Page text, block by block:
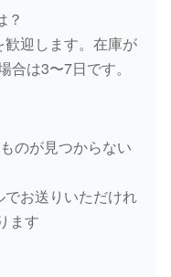
？
迎します。在庫が
は3〜7日です。
のが見つからない
お送りいただけれ
ます